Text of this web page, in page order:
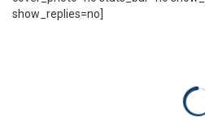
show_replies=no]